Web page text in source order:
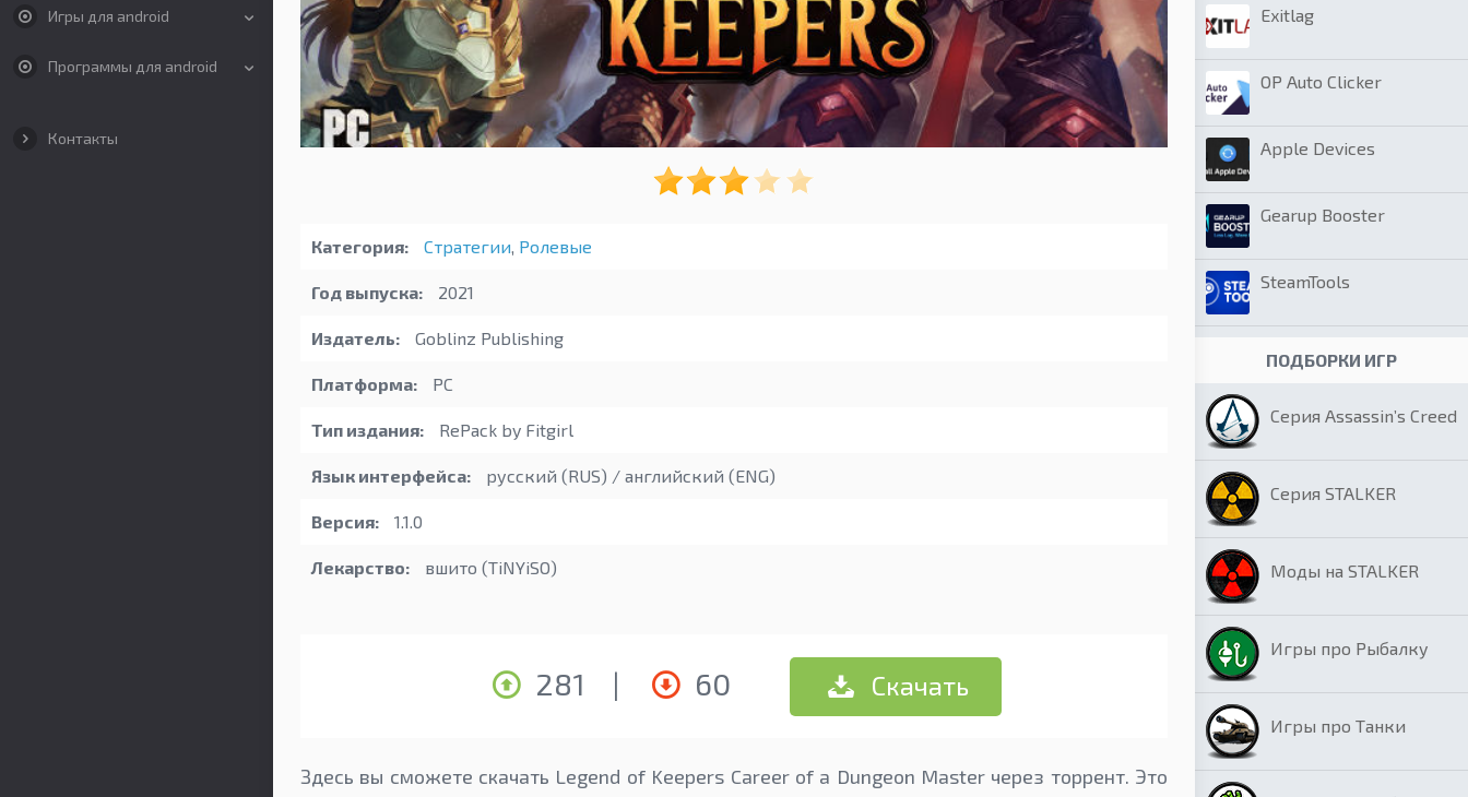
Игры для android
Программы для android
Контакты
Категория: Стратегии, Ролевые
Год выпуска: 2021
Издатель: Goblinz Publishing
Платформа: PC
Тип издания: RePack by Fitgirl
Язык интерфейса: русский (RUS) / английский (ENG)
Версия: 1.1.0
Лекарство: вшито (TiNYiSO)
281 | 60 Скачать
Здесь вы сможете скачать Legend of Keepers Career of a Dungeon Master через торрент. Это
Exitlag
OP Auto Clicker
Apple Devices
Gearup Booster
SteamTools
ПОДБОРКИ ИГР
Серия Assassin’s Creed
Серия STALKER
Моды на STALKER
Игры про Рыбалку
Игры про Танки